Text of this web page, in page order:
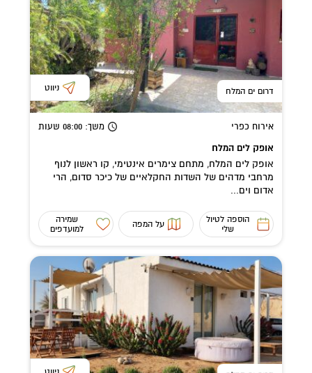
דרום ים המלח ניווט
אירוח כפרי משך: 08:00 שעות
אופק לים המלח
אופק לים המלח, מתחם צימרים אינטימי, קו ראשון לנוף
מרחבי מדהים של השדות החקלאיים של כיכר סדום, הרי
אדום וים...
הוספה לטיול
שלי
על המפה
שמירה
למועדפים